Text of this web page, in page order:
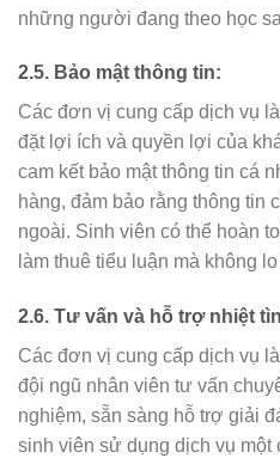
những người đang theo học
2.5. Bảo mật thông tin:
Các đơn vị cung cấp dịch vụ
đặt lợi ích và quyền lợi của
cam kết bảo mật thông tin cá
hàng, đảm bảo rằng thông tin
ngoài. Sinh viên có thể hoàn
làm thuê tiểu luận mà không
2.6. Tư vấn và hỗ trợ nhiệt
Các đơn vị cung cấp dịch vụ
đội ngũ nhân viên tư vấn
nghiệm, sẵn sàng hỗ trợ giải
sinh viên sử dụng dịch vụ một